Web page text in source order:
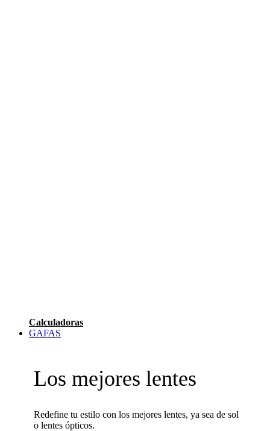
Calculadoras
GAFAS
Los mejores lentes
Redefine tu estilo con los mejores lentes, ya sea de sol
o lentes ópticos.